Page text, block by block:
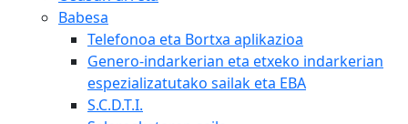
Babesa
Telefonoa eta Bortxa aplikazioa
Genero-indarkerian eta etxeko indarkerian
espezializatutako sailak eta EBA
S.C.D.T.I.